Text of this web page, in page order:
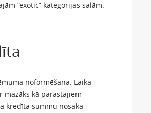
“exotic” kategorijas salām.
noformēšana. Laika
mazāks kā parastajiem
kredīta summu nosaka